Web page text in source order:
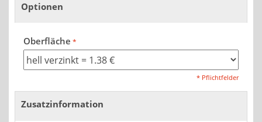
Optionen
Oberfläche
* Pflichtfelder
Zusatzinformation